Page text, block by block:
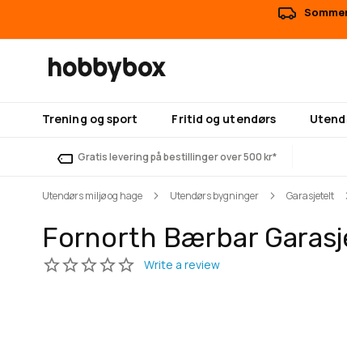
Trening og sport Fritid og utendørs
Gratis levering på bestillinger over 500 kr*
Utendørs miljø og hage Utendørs bygninger Garasjetelt
Fornorth Bærbar